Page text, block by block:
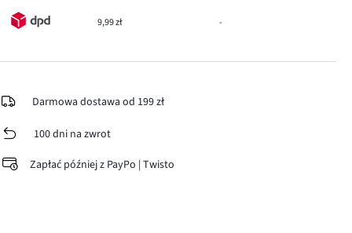
9,99 zł -
Darmowa dostawa od 199 zł
100 dni na zwrot
Zapłać później z PayPo | Twisto